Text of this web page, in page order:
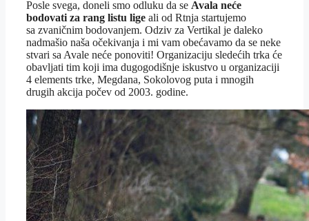
Posle svega, doneli smo odluku da se Avala neće
bodovati za rang listu lige ali od Rtnja startujemo
sa zvaničnim bodovanjem. Odziv za Vertikal je daleko
nadmašio naša očekivanja i mi vam obećavamo da se neke
stvari sa Avale neće ponoviti! Organizaciju sledećih trka će
obavljati tim koji ima dugogodišnje iskustvo u organizaciji
4 elements trke, Megdana, Sokolovog puta i mnogih
drugih akcija počev od 2003. godine.